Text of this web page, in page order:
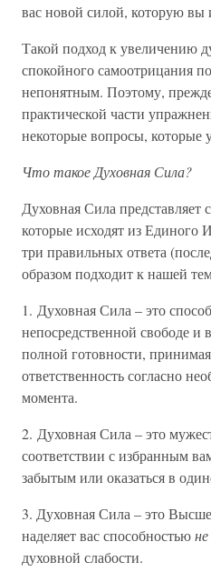
вас новой силой, которую вы
Такой подход к увеличению
спокойного самоотрицания
непонятным. Поэтому,
практической части
некоторые вопросы, которые
Что такое Духовная Сила?
Духовная Сила
которые исходят из Единого
три правильных ответа
образом подходит к нашей
1. Духовная Сила – это
непосредственной свободе и
полной готовности,
ответственность согласно
момента.
2. Духовная Сила – это
соответствии с избранным
забытым или оказаться в
3. Духовная Сила – это
наделяет вас способностью
духовной слабости.